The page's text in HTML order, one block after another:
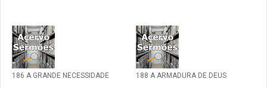
186 A GRANDE NECESSIDADE 188 A ARMADURA DE DEUS